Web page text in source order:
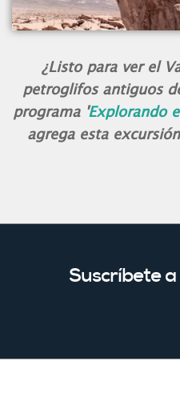
¿Listo para ver el
petroglifos antiguos
programa 'Explorando
agrega esta
Suscríbete